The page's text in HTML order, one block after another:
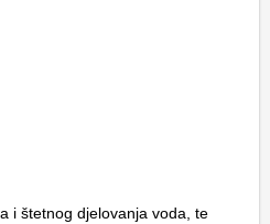
i štetnog djelovanja voda, te